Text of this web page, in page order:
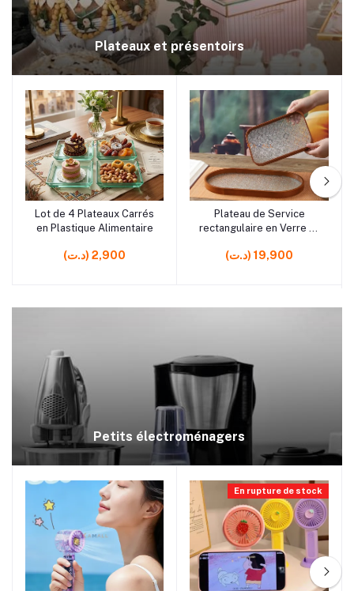
Plateaux et présentoirs
rrrrrr5
Ajouter au panier
Lot de 4 Plateaux Carrés
en Plastique Alimentaire
(د.ت) 2,900
rrrrrr9
Ajouter au panier
Plateau de Service
rectangulaire en Verre et
pour Présentation et
(د.ت) 19,900
Petits électroménagers
En rupture de stock